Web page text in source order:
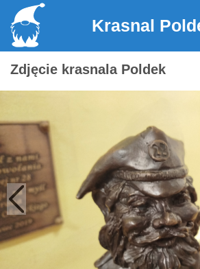
Krasnal
Zdjęcie krasnala Poldek